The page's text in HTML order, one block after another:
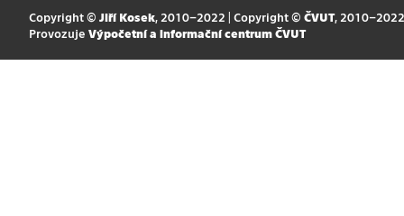
Copyright © Jiří Kosek, 2010–2022 | Copyright © ČVUT, 2010–2022
Provozuje Výpočetní a informační centrum ČVUT